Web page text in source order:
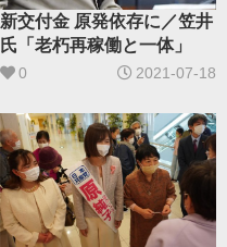
新交付金 原発依存に／笠井
氏「老朽再稼働と一体」
0 2021-07-18